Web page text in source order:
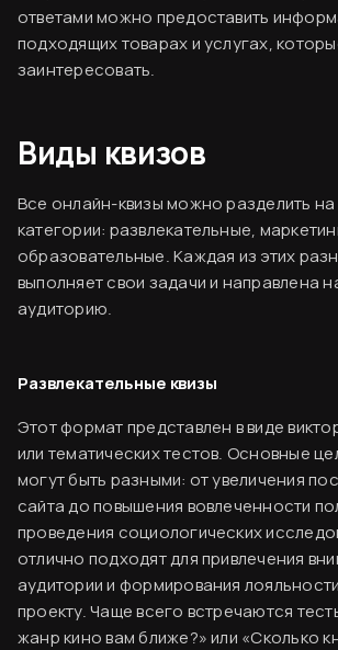
ответами можно предоставить
подходящих товарах и услугах,
заинтересовать.
Виды квизов
Все онлайн-квизы можно разделить
категории: развлекательные,
образовательные. Каждая из этих
выполняет свои задачи и направлена
аудиторию.
Развлекательные квизы
Этот формат представлен в виде
или тематических тестов. Основные
могут быть разными: от увеличения
сайта до повышения вовлеченности
проведения социологических
отлично подходят для привлечения
аудитории и формирования
проекту. Чаще всего встречаются
жанр кино вам ближе?» или «Сколько